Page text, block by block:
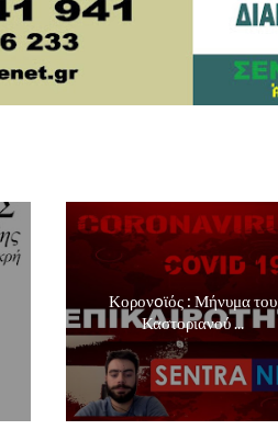
Κορονoϊός : Μήνυμα του
Καστοριανού ...